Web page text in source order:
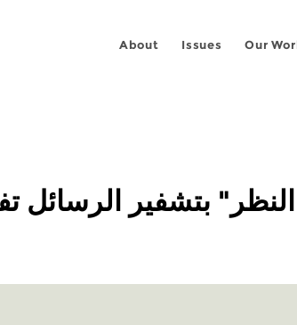
About Issues Our
بتشفير الرسائل